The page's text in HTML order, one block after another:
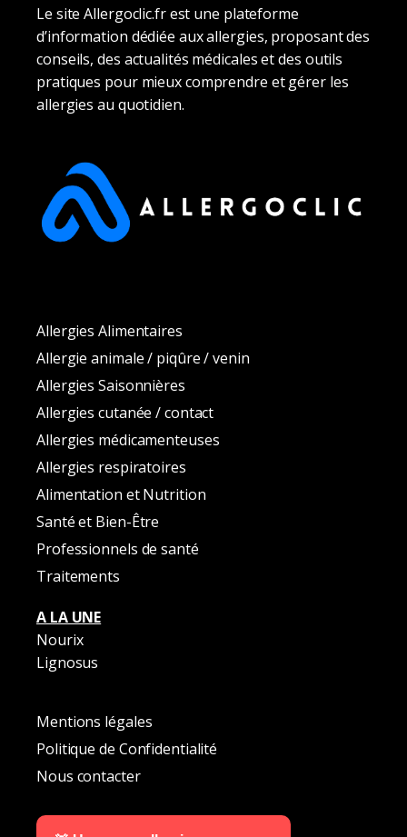
Le site Allergoclic.fr est une plateforme
d’information dédiée aux allergies, proposant des
conseils, des actualités médicales et des outils
pratiques pour mieux comprendre et gérer les
allergies au quotidien.
Allergies Alimentaires
Allergie animale / piqûre / venin
Allergies Saisonnières
Allergies cutanée / contact
Allergies médicamenteuses
Allergies respiratoires
Alimentation et Nutrition
Santé et Bien-Être
Professionnels de santé
Traitements
A LA UNE
Nourix
Lignosus
Mentions légales
Politique de Confidentialité
Nous contacter